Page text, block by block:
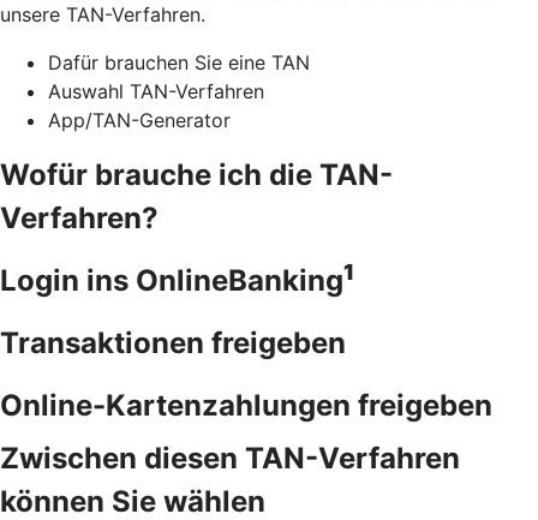
unsere TAN-Verfahren.
Dafür brauchen Sie eine TAN
Auswahl TAN-Verfahren
App/TAN-Generator
Wofür brauche ich die TAN-
Verfahren?
Login ins OnlineBanking1
Transaktionen freigeben
Online-Kartenzahlungen freigeben
Zwischen diesen TAN-Verfahren
können Sie wählen